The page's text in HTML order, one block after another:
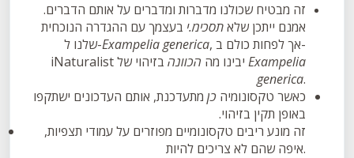
זה מבטיח שכולנו מדברות ומדברים על אותם הדברים.
אמנם ייתכן שלאתסכימ.י בעצמך עם ההגדרה הנוכחית
שלנו ל-Exampelia generica, אך לפחות כולם ב-
iNaturalist יבינו מה הכוונה
Exampelia
generica.
כאשר טקסונומיה כן מתעדכנת, אותם העדכונים ישתקפו
באופן תקין בזיהוי.
זה מונע ריבים טקסונומיים מפוזרים על עמודי תצפיות,
איפה שהם לא צריכים להיות.